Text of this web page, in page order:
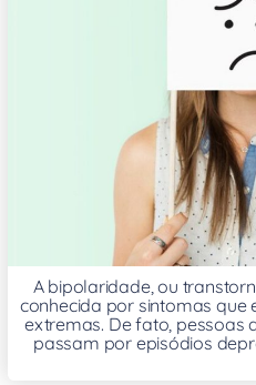
A bipolaridade, ou
conhecida por sintomas que
extremas. De fato, pessoas
passam por episódios